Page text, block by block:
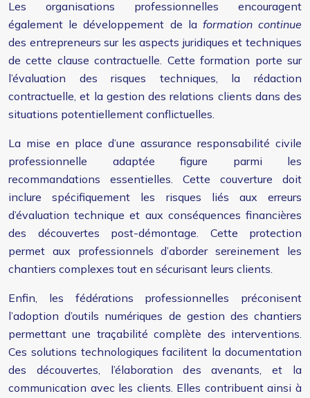
Les organisations professionnelles encouragent
également le développement de la formation continue
des entrepreneurs sur les aspects juridiques et techniques
de cette clause contractuelle. Cette formation porte sur
l’évaluation des risques techniques, la rédaction
contractuelle, et la gestion des relations clients dans des
situations potentiellement conflictuelles.
La mise en place d’une assurance responsabilité civile
professionnelle adaptée figure parmi les
recommandations essentielles. Cette couverture doit
inclure spécifiquement les risques liés aux erreurs
d’évaluation technique et aux conséquences financières
des découvertes post-démontage. Cette protection
permet aux professionnels d’aborder sereinement les
chantiers complexes tout en sécurisant leurs clients.
Enfin, les fédérations professionnelles préconisent
l’adoption d’outils numériques de gestion des chantiers
permettant une traçabilité complète des interventions.
Ces solutions technologiques facilitent la documentation
des découvertes, l’élaboration des avenants, et la
communication avec les clients. Elles contribuent ainsi à